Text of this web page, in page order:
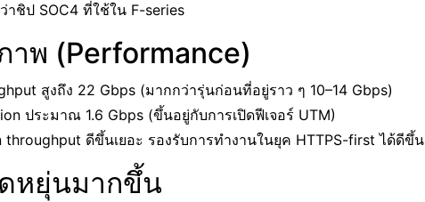
ชิป SOC4 ที่ใช้ใน F-series
าพ (Performance)
สูงถึง 22 Gbps (มากกว่ารุ่นก่อนที่อยู่ราว ๆ 10–14 Gbps)
ประมาณ 1.6 Gbps (ขึ้นอยู่กับการเปิดฟีเจอร์ UTM)
throughput ดีขึ้นเยอะ รองรับการทำงานในยุค HTTPS-first ได้ดีขึ้น
หยุ่นมากขึ้น